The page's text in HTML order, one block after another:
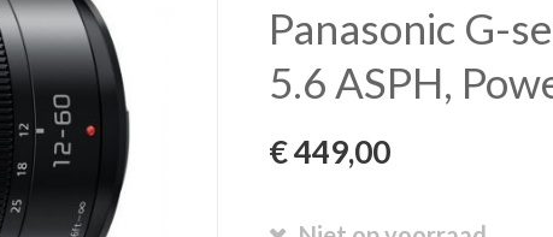
Panasonic G-
5.6 ASPH,
€449,00